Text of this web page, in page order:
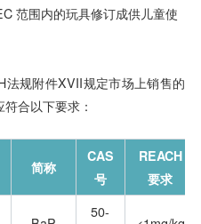
范围内的玩具修订成供儿童使
法规附件XVII规定市场上销售的
合以下要求：
简称
CAS
号
REACH
要求
50-